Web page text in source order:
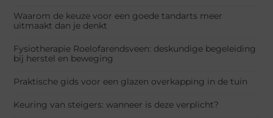
Waarom de keuze voor een goede tandarts meer
uitmaakt dan je denkt
Fysiotherapie Roelofarendsveen: deskundige begeleiding
bij herstel en beweging
Praktische gids voor een glazen overkapping in de tuin
Keuring van steigers: wanneer is deze verplicht?